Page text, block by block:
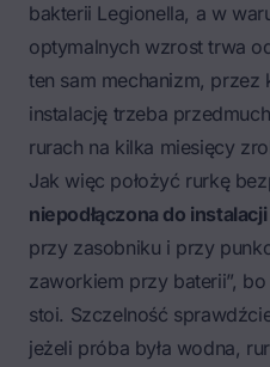
bakterii Legionella, a w
optymalnych wzrost trwa
ten sam mechanizm,
instalację trzeba
rurach na kilka miesięcy
Jak więc położyć rurkę
niepodłączona do instalacji
przy zasobniku i przy
zaworkiem przy baterii”,
stoi. Szczelność
jeżeli próba była wodna,